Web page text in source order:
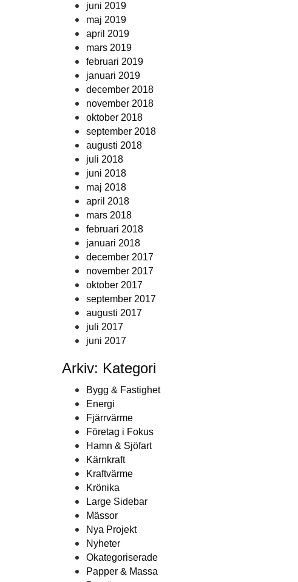
juni 2019
maj 2019
april 2019
mars 2019
februari 2019
januari 2019
december 2018
november 2018
oktober 2018
september 2018
augusti 2018
juli 2018
juni 2018
maj 2018
april 2018
mars 2018
februari 2018
januari 2018
december 2017
november 2017
oktober 2017
september 2017
augusti 2017
juli 2017
juni 2017
Arkiv: Kategori
Bygg & Fastighet
Energi
Fjärrvärme
Företag i Fokus
Hamn & Sjöfart
Kärnkraft
Kraftvärme
Krönika
Large Sidebar
Mässor
Nya Projekt
Nyheter
Okategoriserade
Papper & Massa